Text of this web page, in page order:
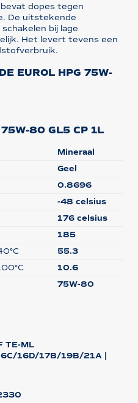
dopes tegen
De uitstekende
bij lage
Het levert tevens een
EUROL HPG 75W-
80 GL5 CP 1L
Mineraal
Geel
0.8696
-48 celsius
176 celsius
185
55.3
10.6
75W-80
TE-ML
16D/17B/19B/21A |